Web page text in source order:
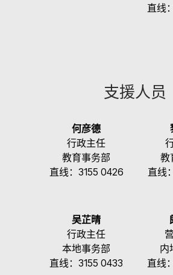
直线
支援人员
何彦德
行政主任
教育事务部
直线：3155 0426
教
直线
吴芷晴
行政主任
本地事务部
直线：3155 0433
内
直线